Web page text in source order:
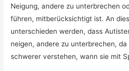
Neigung, andere zu unterbrechen
führen, mitberücksichtigt ist. An
unterschieden werden, dass
neigen, andere zu unterbrechen, da
schwerer verstehen, wann sie mit